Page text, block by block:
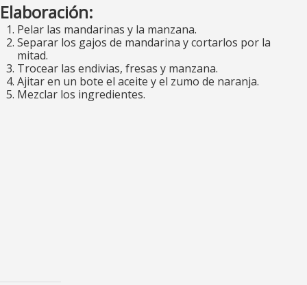
Elaboración:
Pelar las mandarinas y la manzana.
Separar los gajos de mandarina y cortarlos por la
mitad.
Trocear las endivias, fresas y manzana.
Ajitar en un bote el aceite y el zumo de naranja.
Mezclar los ingredientes.